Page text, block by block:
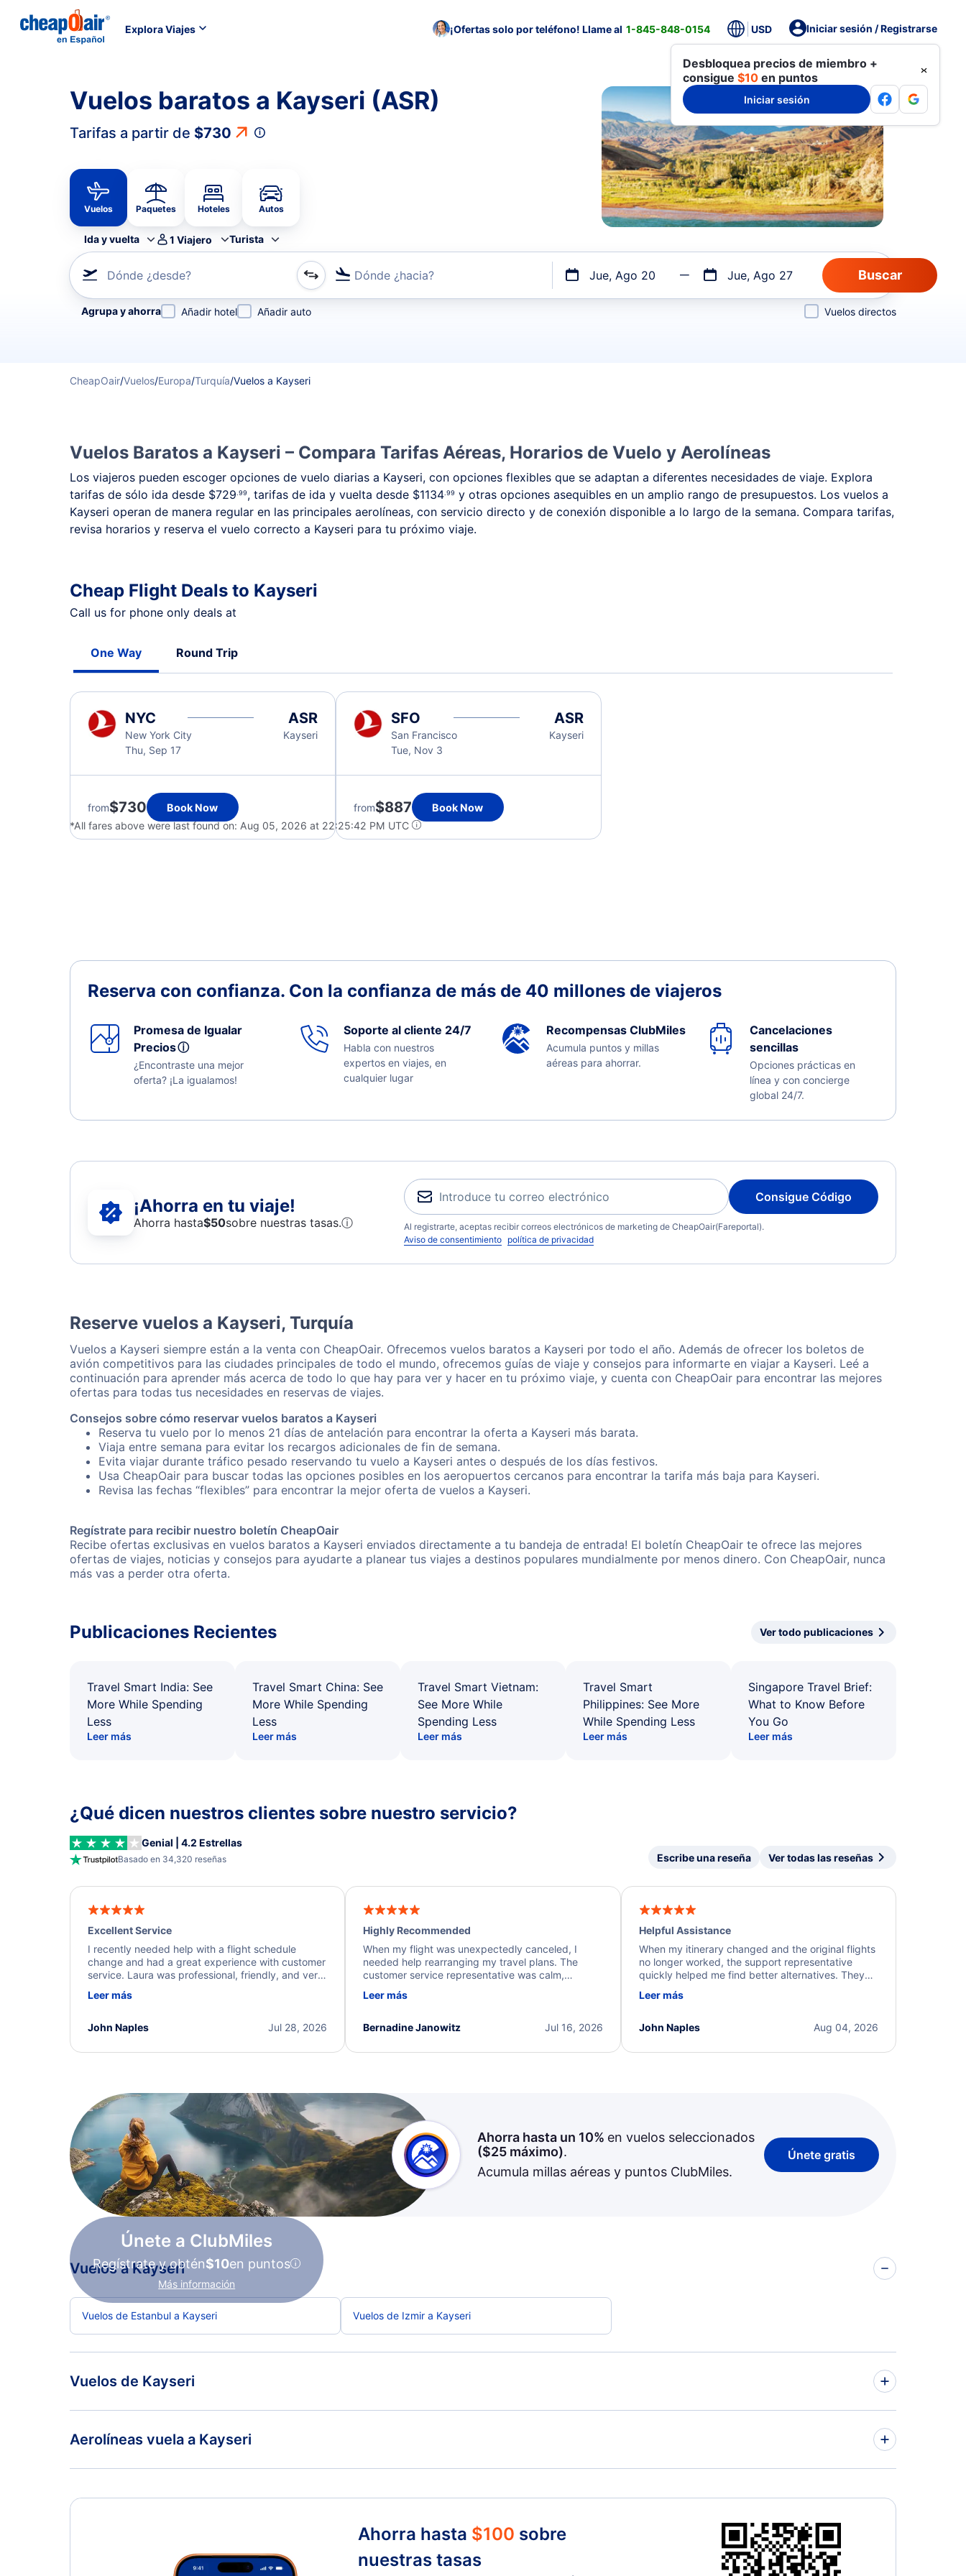
Explora Viajes ¡Ofertas solo por teléfono! Llame al 1-845-848-0154 USD Iniciar sesión / Registrarse
Desbloquea precios de miembro +
consigue $10 en puntos
Iniciar sesión
Vuelos baratos a Kayseri (ASR)
Tarifas a partir de $730
Vuelos Paquetes Hoteles Autos
Ida y vuelta 1 Viajero Turista
Dónde ¿desde? Dónde ¿hacia? Jue, Ago 20 Jue, Ago 27
Refina tu búsqueda por aerolínea, por ciudad o aeropuerto o por vuelos directos
Agrupa y ahorra Añadir hotel Añadir auto Vuelos directos
CheapOair/Vuelos/Europa/Turquía/Vuelos a Kayseri
Vuelos Baratos a Kayseri – Compara Tarifas Aéreas, Horarios de Vuelo y Aerolíneas
Los viajeros pueden escoger opciones de vuelo diarias a Kayseri, con opciones flexibles que se adaptan a diferentes necesidades de viaje. Explora
tarifas de sólo ida desde $729.99, tarifas de ida y vuelta desde $1134.99 y otras opciones asequibles en un amplio rango de presupuestos. Los vuelos a
Kayseri operan de manera regular en las principales aerolíneas, con servicio directo y de conexión disponible a lo largo de la semana. Compara tarifas,
revisa horarios y reserva el vuelo correcto a Kayseri para tu próximo viaje.
Cheap Flight Deals to Kayseri
Call us for phone only deals at
One Way Round Trip
NYC
New York City
Thu, Sep 17
ASR
Kayseri
from$730 Book Now
SFO
San Francisco
Tue, Nov 3
ASR
Kayseri
from$887
Book Now
*All fares above were last found on: Aug 05, 2026 at 22:25:42 PM UTC
Reserva con confianza. Con la confianza de más de 40 millones de viajeros
Promesa de Igualar
Preciosⓘ
¿Encontraste una mejor
oferta? ¡La igualamos!
Soporte al cliente 24/7
Habla con nuestros
expertos en viajes, en
cualquier lugar
Recompensas ClubMiles
Acumula puntos y millas
aéreas para ahorrar.
Cancelaciones
sencillas
Opciones prácticas en
línea y con concierge
global 24/7.
¡Ahorra en tu viaje!
Ahorra hasta$50sobre nuestras tasas.ⓘ
Consigue Código
Al registrarte, aceptas recibir correos electrónicos de marketing de CheapOair(Fareportal).
Aviso de consentimiento política de privacidad
Reserve vuelos a Kayseri, Turquía
Vuelos a Kayseri siempre están a la venta con CheapOair. Ofrecemos vuelos baratos a Kayseri por todo el año. Además de ofrecer los boletos de
avión competitivos para las ciudades principales de todo el mundo, ofrecemos guías de viaje y consejos para informarte en viajar a Kayseri. Leé a
continuación para aprender más acerca de todo lo que hay para ver y hacer en tu próximo viaje, y cuenta con CheapOair para encontrar las mejores
ofertas para todas tus necesidades en reservas de viajes.
Consejos sobre cómo reservar vuelos baratos a Kayseri
Reserva tu vuelo por lo menos 21 días de antelación para encontrar la oferta a Kayseri más barata.
Viaja entre semana para evitar los recargos adicionales de fin de semana.
Evita viajar durante tráfico pesado reservando tu vuelo a Kayseri antes o después de los días festivos.
Usa CheapOair para buscar todas las opciones posibles en los aeropuertos cercanos para encontrar la tarifa más baja para Kayseri.
Revisa las fechas “flexibles” para encontrar la mejor oferta de vuelos a Kayseri.
Regístrate para recibir nuestro boletín CheapOair
Recibe ofertas exclusivas en vuelos baratos a Kayseri enviados directamente a tu bandeja de entrada! El boletín CheapOair te ofrece las mejores
ofertas de viajes, noticias y consejos para ayudarte a planear tus viajes a destinos populares mundialmente por menos dinero. Con CheapOair, nunca
más vas a perder otra oferta.
Publicaciones Recientes Ver todo publicaciones
Travel Smart India: See
More While Spending
Less
Leer más
Travel Smart China: See
More While Spending
Less
Leer más
Travel Smart Vietnam:
See More While
Spending Less
Leer más
Travel Smart
Philippines: See More
While Spending Less
Leer más
Singapore Travel Brief:
What to Know Before
You Go
Leer más
¿Qué dicen nuestros clientes sobre nuestro servicio?
Genial | 4.2 Estrellas
Basado en 34,320 reseñas Escribe una reseña Ver todas las reseñas
Excellent Service
I recently needed help with a flight schedule
change and had a great experience with customer
service. Laura was professional, friendly, and very
a solution and kept me informed of the next steps.
Leer más
Jul 28, 2026
John Naples
Highly Recommended
When my flight was unexpectedly canceled, I
needed help rearranging my travel plans. The
customer service representative was calm,
process. They quickly found alternative flight
I truly appreciate the excellent support and
Leer más
Jul 16, 2026
Bernadine Janowitz
Helpful Assistance
When my itinerary changed and the original flights
no longer worked, the support representative
quickly helped me find better alternatives. They
beyond to resolve the issue. I'm grateful for the
Leer más
Aug 04, 2026
John Naples
Únete a ClubMiles
Regístrate y obtén$10en puntos
Más información
Ahorra hasta un 10% en vuelos seleccionados
($25máximo).
Acumula millas aéreas y puntos ClubMiles.
Únete gratis
Vuelos a Kayseri
Vuelos de Estanbul a Kayseri Vuelos de Izmir a Kayseri
Vuelos de Kayseri
Aerolíneas vuela a Kayseri
Ahorra hasta $100 sobre
nuestras tasas